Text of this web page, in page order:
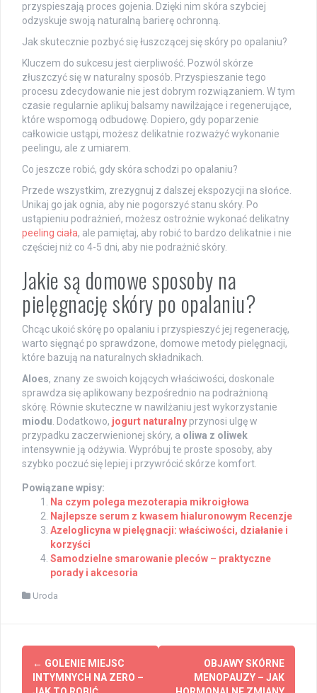
przyspieszają proces gojenia. Dzięki nim skóra szybciej
odzyskuje swoją naturalną barierę ochronną.
Jak skutecznie pozbyć się łuszczącej się skóry po opalaniu?
Kluczem do sukcesu jest cierpliwość. Pozwól skórze
złuszczyć się w naturalny sposób. Przyspieszanie tego
procesu zdecydowanie nie jest dobrym rozwiązaniem. W tym
czasie regularnie aplikuj balsamy nawilżające i regenerujące,
które wspomogą odbudowę. Dopiero, gdy poparzenie
całkowicie ustąpi, możesz delikatnie rozważyć wykonanie
peelingu, ale z umiarem.
Co jeszcze robić, gdy skóra schodzi po opalaniu?
Przede wszystkim, zrezygnuj z dalszej ekspozycji na słońce.
Unikaj go jak ognia, aby nie pogorszyć stanu skóry. Po
ustąpieniu podrażnień, możesz ostrożnie wykonać delikatny
peeling ciała, ale pamiętaj, aby robić to bardzo delikatnie i nie
częściej niż co 4-5 dni, aby nie podrażnić skóry.
Jakie są domowe sposoby na
pielęgnację skóry po opalaniu?
Chcąc ukoić skórę po opalaniu i przyspieszyć jej regenerację,
warto sięgnąć po sprawdzone, domowe metody pielęgnacji,
które bazują na naturalnych składnikach.
Aloes, znany ze swoich kojących właściwości, doskonale
sprawdza się aplikowany bezpośrednio na podrażnioną
skórę. Równie skuteczne w nawilżaniu jest wykorzystanie
miodu . Dodatkowo, jogurt naturalny przynosi ulgę w
przypadku zaczerwienionej skóry, a oliwa z oliwek
intensywnie ją odżywia. Wypróbuj te proste sposoby, aby
szybko poczuć się lepiej i przywrócić skórze komfort.
Powiązane wpisy:
Na czym polega mezoterapia mikroigłowa
Najlepsze serum z kwasem hialuronowym Recenzje
Azeloglicyna w pielęgnacji: właściwości, działanie i
korzyści
Samodzielne smarowanie pleców – praktyczne
porady i akcesoria
Uroda
Post
navigation
← GOLENIE MIEJSC
INTYMNYCH NA ZERO –
OBJAWY SKÓRNE
MENOPAUZY – JAK